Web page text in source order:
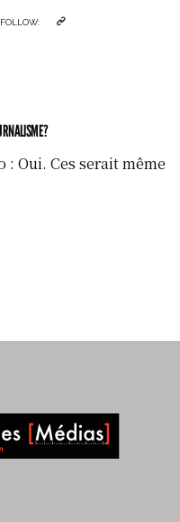
FOLLOW:
Oui. Ces serait même